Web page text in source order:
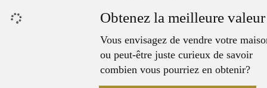
Obtenez la meilleure valeur
Vous envisagez de vendre votre
ou peut-être juste curieux de savoir
combien vous pourriez en obtenir?